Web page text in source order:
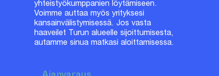
yhteistyökumppanien löytämiseen.
Voimme auttaa myös yrityksesi
kansainvälistymisessä. Jos vasta
haaveilet Turun alueelle sijoittumisesta,
autamme sinua matkasi aloittamisessa.